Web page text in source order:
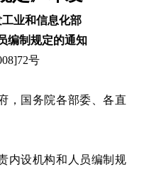
业和信息化部
编制规定的通知
号
，国务院各部委、各直
设机构和人员编制规